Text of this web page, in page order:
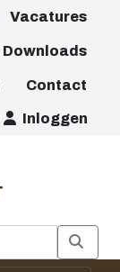
Vacatures
Downloads
Contact
Inloggen